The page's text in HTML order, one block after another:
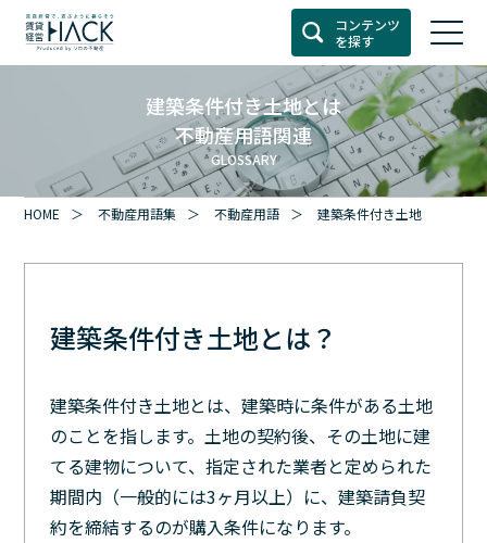
コンテンツ
を探す
建築条件付き土地とは
不動産用語関連
GLOSSARY
HOME 不動産用語集 不動産用語 建築条件付き土地
建築条件付き土地とは？
建築条件付き土地とは、建築時に条件がある土地
のことを指します。土地の契約後、その土地に建
てる建物について、指定された業者と定められた
期間内（一般的には3ヶ月以上）に、建築請負契
約を締結するのが購入条件になります。